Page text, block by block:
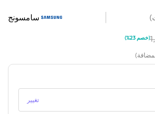
) سامسونج
(خصم 23% )
)
تغيير